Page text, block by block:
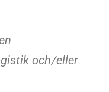
och/eller